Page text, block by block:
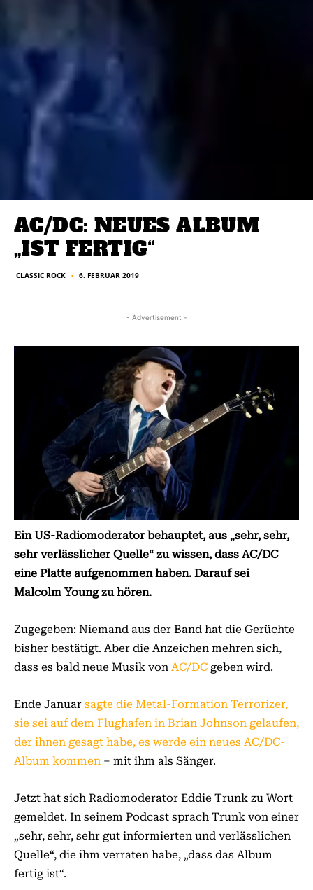
AC/DC: NEUES ALBUM
„IST FERTIG“
CLASSIC ROCK ■ 6. FEBRUAR 2019
- Advertisement -
Ein US-Radiomoderator behauptet, aus „sehr, sehr,
sehr verlässlicher Quelle“ zu wissen, dass AC/DC
eine Platte aufgenommen haben. Darauf sei
Malcolm Young zu hören.
Zugegeben: Niemand aus der Band hat die Gerüchte
bisher bestätigt. Aber die Anzeichen mehren sich,
dass es bald neue Musik von AC/DC geben wird.
Ende Januar sagte die Metal-Formation Terrorizer,
sie sei auf dem Flughafen in Brian Johnson gelaufen,
der ihnen gesagt habe, es werde ein neues AC/DC-
Album kommen – mit ihm als Sänger.
Jetzt hat sich Radiomoderator Eddie Trunk zu Wort
gemeldet. In seinem Podcast sprach Trunk von einer
„sehr, sehr, sehr gut informierten und verlässlichen
Quelle“, die ihm verraten habe, „dass das Album
fertig ist“.